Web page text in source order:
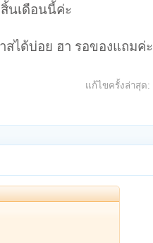
นเดือนนี้ค่ะ
ได้บ่อย ฮา รอของแถมค่
แก้ไขครั้งล่าสุด: